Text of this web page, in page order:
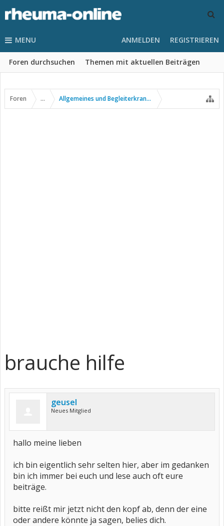
MENU
Foren durchsuchen Themen mit aktuellen Beiträgen
ANMELDEN REGISTRIEREN
Foren ... Allgemeines und Begleiterkrankungen
brauche hilfe
geusel
Neues Mitglied
hallo meine lieben
ich bin eigentlich sehr selten hier, aber im gedanken
bin ich immer bei euch und lese auch oft eure
beiträge.
bitte reißt mir jetzt nicht den kopf ab, denn der eine
oder andere könnte ja sagen, belies dich.